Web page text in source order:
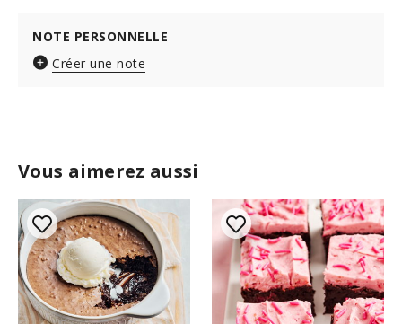
Vous aimerez aussi
NOTE PERSONNELLE
Créer une note